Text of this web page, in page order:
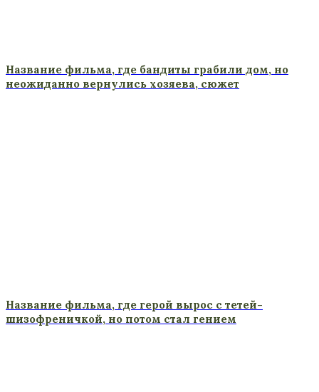
Название фильма, где бандиты грабили дом, но
неожиданно вернулись хозяева, сюжет
Название фильма, где герой вырос с тетей-
шизофреничкой, но потом стал гением